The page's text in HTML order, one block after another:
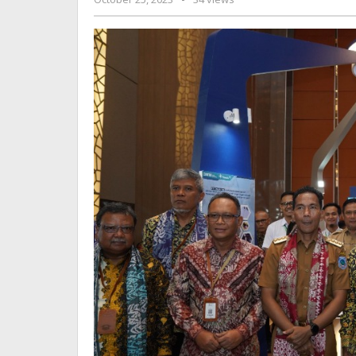
Pengunjung
Antusias
Proses
Eksplorasi
Jurnalsiber